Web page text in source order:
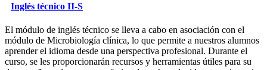
Inglés técnico II-S
El módulo de inglés técnico se lleva a cabo en asociación con el
módulo de Microbiología clínica, lo que permite a nuestros alumnos
aprender el idioma desde una perspectiva profesional. Durante el
curso, se les proporcionarán recursos y herramientas útiles para su